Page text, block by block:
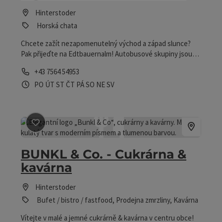
Hinterstoder
Horská chata
Chcete zažít nezapomenutelný východ a západ slunce?
Pak přijeďte na Edtbauernalm! Autobusové skupiny jsou
telefon
+43 7564 54953
Otevírací doba
PO Otevřeno v pondělí
ÚT Otevřeno v úterý
ST Otevřeno ve středu
ČT Otevřeno ve čtvrtek
PÁOtevřeno v pátek
SO Otevřeno v sobotu
NEOtevřeno v neděli
SVOtevřeno o svátcích
Označit příspěvek: BUNKL & Co. - Cukrárna & kavárna
BUNKL & Co. - Cukrárna &
kavárna
Hinterstoder
Bufet / bistro / fastfood, Prodejna zmrzliny, Kavárna
Vítejte v malé a jemné cukrárně & kavárna v centru obce!